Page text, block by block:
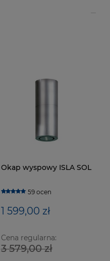
Okap wyspowy ISLA SOL
59 ocen
1 599,00 zł
Cena regularna:
3 579,00 zł